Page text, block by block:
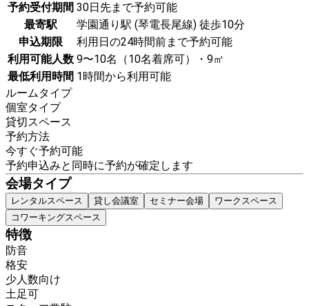
予約受付期間 30日先まで予約可能
最寄駅
学園通り駅 (琴電長尾線) 徒歩10分
申込期限
利用日の24時間前まで予約可能
利用可能人数 9〜10名（10名着席可）・9㎡
最低利用時間 1時間から利用可能
ルームタイプ
個室タイプ
貸切スペース
予約方法
今すぐ予約可能
予約申込みと同時に予約が確定します
会場タイプ
レンタルスペース 貸し会議室 セミナー会場
ワークスペース
コワーキングスペース
特徴
防音
格安
少人数向け
土足可